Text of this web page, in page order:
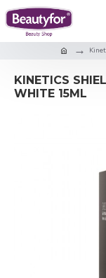
KINETICS
WHITE 15ML